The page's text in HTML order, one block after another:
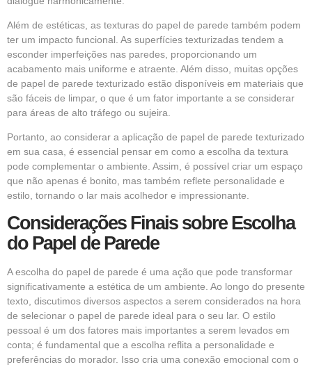
Além de estéticas, as texturas do papel de parede também podem
ter um impacto funcional. As superfícies texturizadas tendem a
esconder imperfeições nas paredes, proporcionando um
acabamento mais uniforme e atraente. Além disso, muitas opções
de papel de parede texturizado estão disponíveis em materiais que
são fáceis de limpar, o que é um fator importante a se considerar
para áreas de alto tráfego ou sujeira.
Portanto, ao considerar a aplicação de papel de parede texturizado
em sua casa, é essencial pensar em como a escolha da textura
pode complementar o ambiente. Assim, é possível criar um espaço
que não apenas é bonito, mas também reflete personalidade e
estilo, tornando o lar mais acolhedor e impressionante.
Considerações Finais sobre Escolha
do Papel de Parede
A escolha do papel de parede é uma ação que pode transformar
significativamente a estética de um ambiente. Ao longo do presente
texto, discutimos diversos aspectos a serem considerados na hora
de selecionar o papel de parede ideal para o seu lar. O estilo
pessoal é um dos fatores mais importantes a serem levados em
conta; é fundamental que a escolha reflita a personalidade e
preferências do morador. Isso cria uma conexão emocional com o